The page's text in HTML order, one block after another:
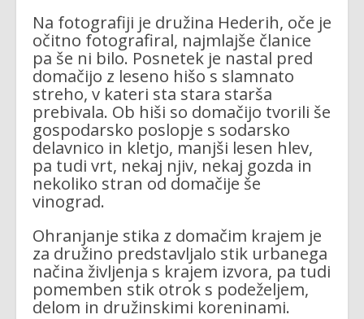
Na fotografiji je družina Hederih, oče je
očitno fotografiral, najmlajše članice
pa še ni bilo. Posnetek je nastal pred
domačijo z leseno hišo s slamnato
streho, v kateri sta stara starša
prebivala. Ob hiši so domačijo tvorili še
gospodarsko poslopje s sodarsko
delavnico in kletjo, manjši lesen hlev,
pa tudi vrt, nekaj njiv, nekaj gozda in
nekoliko stran od domačije še
vinograd.
Ohranjanje stika z domačim krajem je
za družino predstavljalo stik urbanega
načina življenja s krajem izvora, pa tudi
pomemben stik otrok s podeželjem,
delom in družinskimi koreninami.